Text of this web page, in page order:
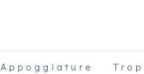
Appoggiature